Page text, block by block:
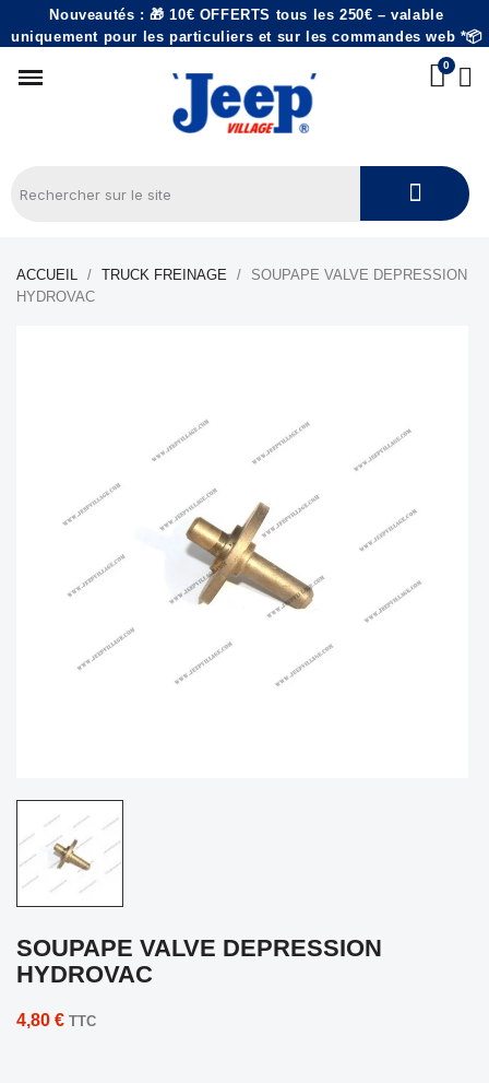
Nouveautés : 🎁 10€ OFFERTS tous les 250€ – valable
uniquement pour les particuliers et sur les commandes web *📦
ACCUEIL TRUCK FREINAGE
SOUPAPE VALVE DEPRESSION
HYDROVAC
SOUPAPE VALVE DEPRESSION
HYDROVAC
4,80 € TTC